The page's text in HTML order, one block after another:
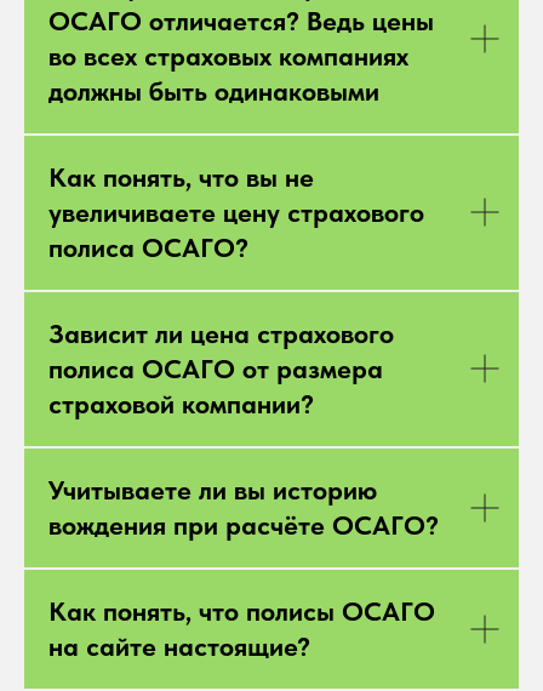
ОСАГО отличается? Ведь цены
во всех страховых компаниях
должны быть одинаковыми
Как понять, что вы не
увеличиваете цену страхового
полиса ОСАГО?
Зависит ли цена страхового
полиса ОСАГО от размера
страховой компании?
Учитываете ли вы историю
вождения при расчёте ОСАГО?
Как понять, что полисы ОСАГО
на сайте настоящие?